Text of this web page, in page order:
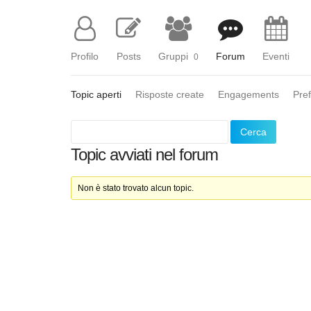
Profilo Posts Gruppi 0 Forum Eventi
Topic aperti Risposte create Engagements
Topic avviati nel forum
Non è stato trovato alcun topic.